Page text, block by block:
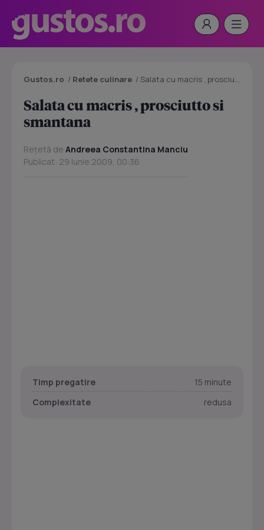
Gustos.ro / Retete culinare / Salata cu macris , prosciutto si smantana
Salata cu macris , prosciutto si
smantana
Rețetă de Andreea Constantina Manciu
Publicat: 29 Iunie 2009, 00:36
Timp pregatire
15 minute
Complexitate
redusa